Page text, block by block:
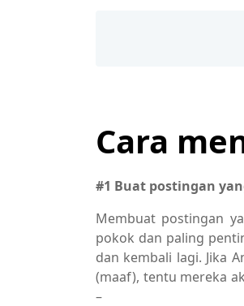
Cara
#1 Buat postingan
Membuat postingan
pokok dan paling
dan kembali lagi. Jika
(maaf), tentu mereka
–